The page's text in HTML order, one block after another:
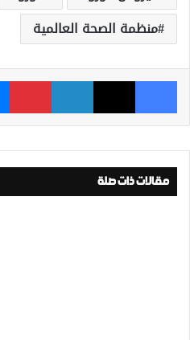
منظمة الصحة العالمية
فيسبوك ‫X لينكدإن بينتيريست
مقالات ذات صلة